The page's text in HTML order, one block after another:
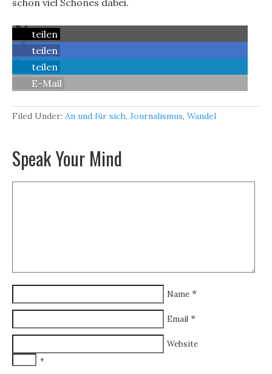
schon viel Schönes dabei.
teilen
teilen
teilen
E-Mail
Filed Under: An und für sich, Journalismus, Wandel
Speak Your Mind
Name *
Email *
Website
+